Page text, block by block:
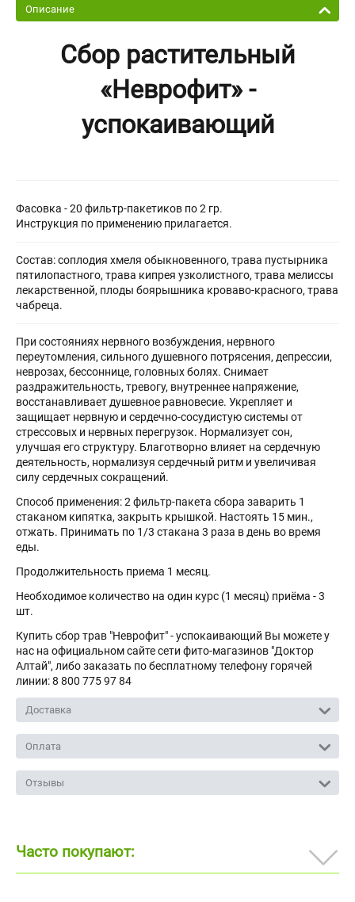
Описание
Сбор растительный
«Неврофит» -
успокаивающий
Фасовка - 20 фильтр-пакетиков по 2 гр.
Инструкция по применению прилагается.
Состав: соплодия хмеля обыкновенного, трава пустырника
пятилопастного, трава кипрея узколистного, трава мелиссы
лекарственной, плоды боярышника кроваво-красного, трава
чабреца.
При состояниях нервного возбуждения, нервного
переутомления, сильного душевного потрясения, депрессии,
неврозах, бессоннице, головных болях. Снимает
раздражительность, тревогу, внутреннее напряжение,
восстанавливает душевное равновесие. Укрепляет и
защищает нервную и сердечно-сосудистую системы от
стрессовых и нервных перегрузок. Нормализует сон,
улучшая его структуру. Благотворно влияет на сердечную
деятельность, нормализуя сердечный ритм и увеличивая
силу сердечных сокращений.
Способ применения: 2 фильтр-пакета сбора заварить 1
стаканом кипятка, закрыть крышкой. Настоять 15 мин.,
отжать. Принимать по 1/3 стакана 3 раза в день во время
еды.
Продолжительность приема 1 месяц.
Необходимое количество на один курс (1 месяц) приёма - 3
шт.
Купить сбор трав "Неврофит" - успокаивающий Вы можете у
нас на официальном сайте сети фито-магазинов "Доктор
Алтай", либо заказать по бесплатному телефону горячей
линии: 8 800 775 97 84
Доставка
Оплата
Отзывы
Часто покупают: